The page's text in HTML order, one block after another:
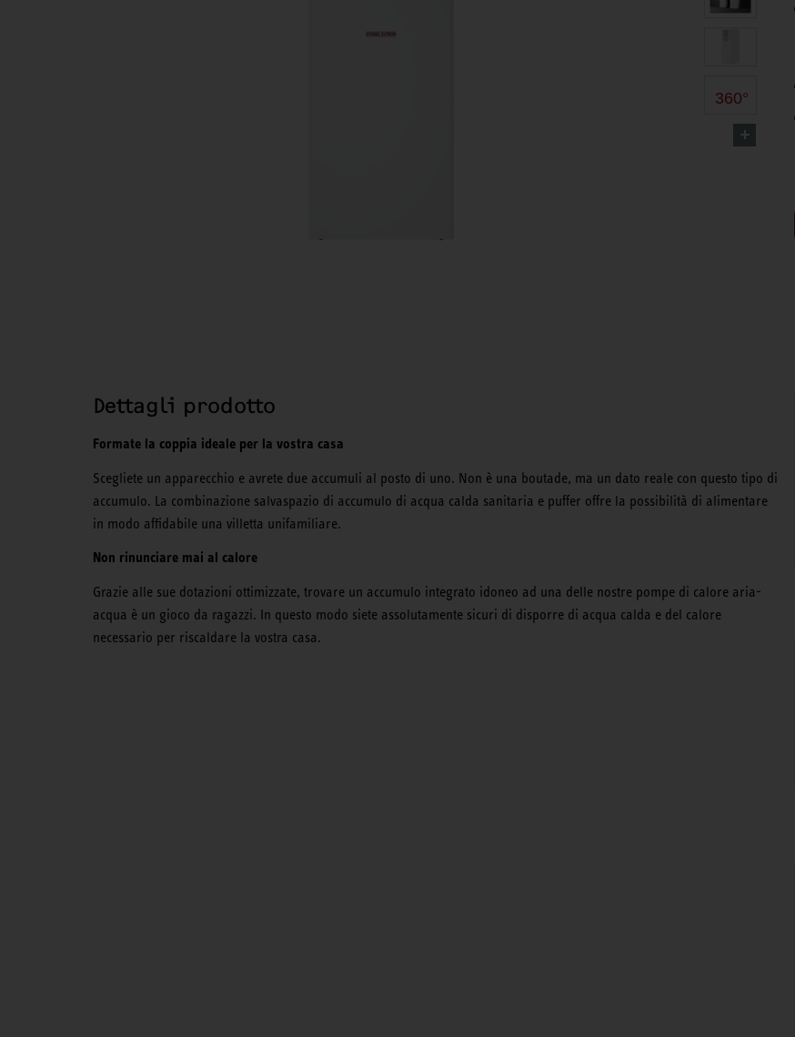
360°
Dettagli prodotto
Formate la coppia ideale per la vostra casa
Scegliete un apparecchio e avrete due accumuli al posto di uno. Non è una boutade, ma un dato reale con questo tipo di
accumulo. La combinazione salvaspazio di accumulo di acqua calda sanitaria e puffer offre la possibilità di alimentare
in modo affidabile una villetta unifamiliare.
Non rinunciare mai al calore
Grazie alle sue dotazioni ottimizzate, trovare un accumulo integrato idoneo ad una delle nostre pompe di calore aria-
acqua è un gioco da ragazzi. In questo modo siete assolutamente sicuri di disporre di acqua calda e del calore
necessario per riscaldare la vostra casa.